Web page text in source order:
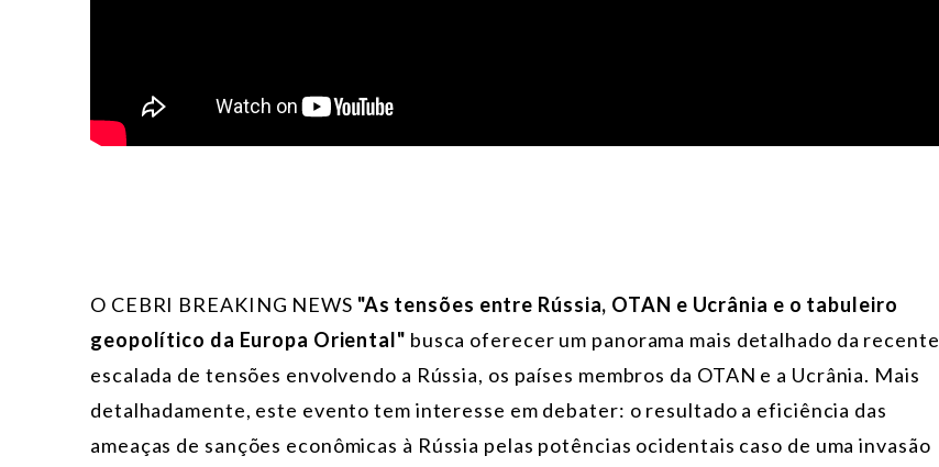
O CEBRI BREAKING NEWS "As tensões entre Rússia, OTAN e Ucrânia e o tabuleiro
geopolítico da Europa Oriental" busca oferecer um panorama mais detalhado da recente
escalada de tensões envolvendo a Rússia, os países membros da OTAN e a Ucrânia. Mais
detalhadamente, este evento tem interesse em debater: o resultado a eficiência das
ameaças de sanções econômicas à Rússia pelas potências ocidentais caso de uma invasão